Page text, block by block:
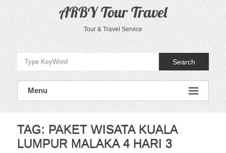
ARBY Tour Travel
Tour & Travel Service
Search
Menu
TAG: PAKET WISATA KUALA
LUMPUR MALAKA 4 HARI 3